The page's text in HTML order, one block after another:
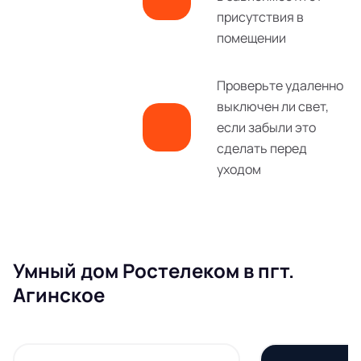
присутствия в
помещении
Проверьте удаленно
выключен ли свет,
если забыли это
сделать перед
уходом
Умный дом Ростелеком в пгт.
Агинское